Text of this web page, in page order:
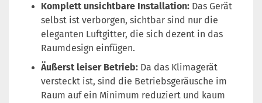
Komplett unsichtbare Installation: Das Gerät
selbst ist verborgen, sichtbar sind nur die
eleganten Luftgitter, die sich dezent in das
Raumdesign einfügen.
Äußerst leiser Betrieb: Da das Klimagerät
versteckt ist, sind die Betriebsgeräusche im
Raum auf ein Minimum reduziert und kaum